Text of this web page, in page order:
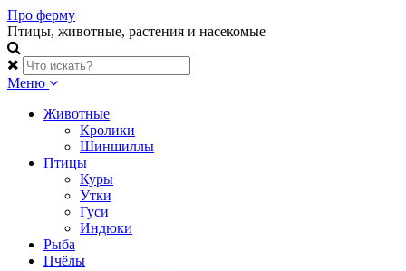
Skip
to
content
Про ферму
Птицы, животные, растения и насекомые
Меню
Животные
Кролики
Шиншиллы
Птицы
Куры
Утки
Гуси
Индюки
Рыба
Пчёлы